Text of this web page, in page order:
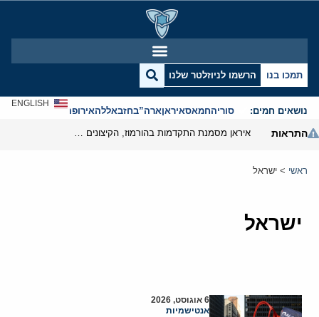
תמכו בנו הרשמו לניוזלטר שלנו
נושאים חמים: סוריהחמאסאיראןארה”בחזבאללהאירופהאנטישמיות
ENGLISH
התראות
ראשי > ישראל
ישראל
6 אוגוסט, 2026
אנטישמיות